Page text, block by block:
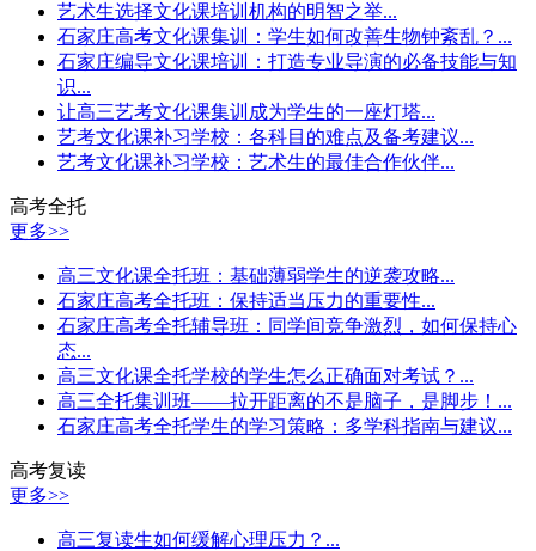
艺术生选择文化课培训机构的明智之举...
石家庄高考文化课集训：学生如何改善生物钟紊乱？...
石家庄编导文化课培训：打造专业导演的必备技能与知
识...
让高三艺考文化课集训成为学生的一座灯塔...
艺考文化课补习学校：各科目的难点及备考建议...
艺考文化课补习学校：艺术生的最佳合作伙伴...
高考全托
更多>>
高三文化课全托班：基础薄弱学生的逆袭攻略...
石家庄高考全托班：保持适当压力的重要性...
石家庄高考全托辅导班：同学间竞争激烈，如何保持心
态...
高三文化课全托学校的学生怎么正确面对考试？...
高三全托集训班——拉开距离的不是脑子，是脚步！...
石家庄高考全托学生的学习策略：多学科指南与建议...
高考复读
更多>>
高三复读生如何缓解心理压力？...